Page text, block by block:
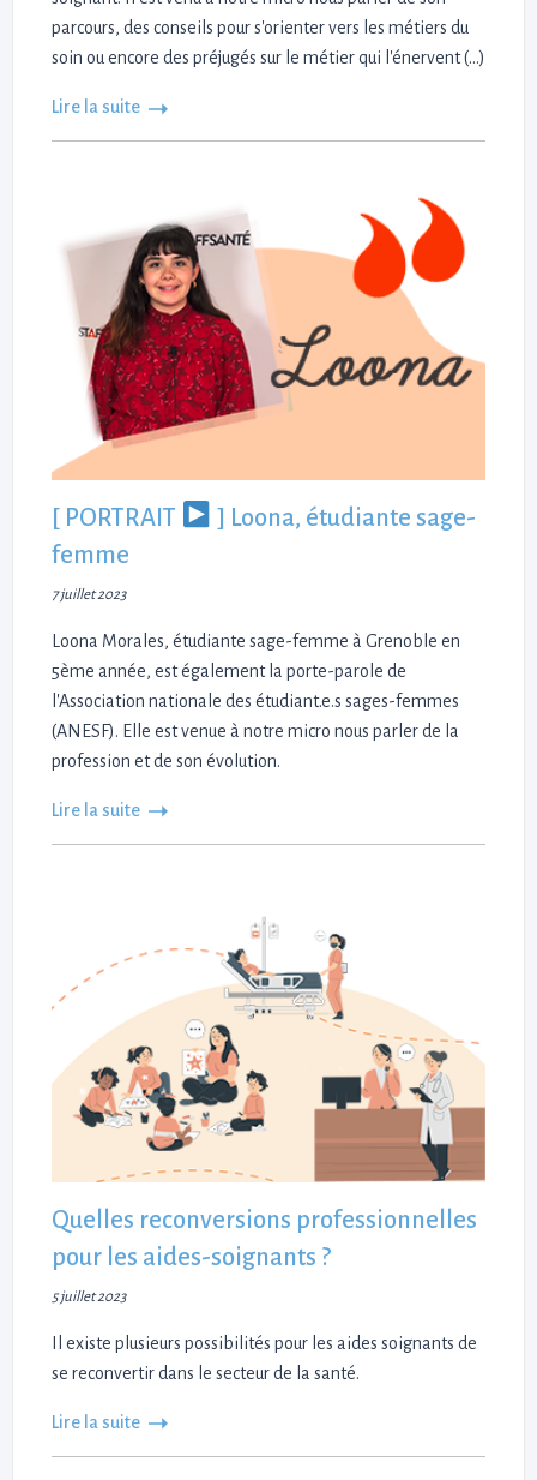
parcours, des conseils pour s'orienter vers les métiers du
soin ou encore des préjugés sur le métier qui l'énervent (...)
Lire la suite
[ PORTRAIT
] Loona, étudiante sage-
femme
7 juillet 2023
Loona Morales, étudiante sage-femme à Grenoble en
5ème année, est également la porte-parole de
l'Association nationale des étudiant.e.s sages-femmes
(ANESF). Elle est venue à notre micro nous parler de la
profession et de son évolution.
Lire la suite
Quelles reconversions professionnelles
pour les aides-soignants ?
5 juillet 2023
Il existe plusieurs possibilités pour les aides soignants de
se reconvertir dans le secteur de la santé.
Lire la suite